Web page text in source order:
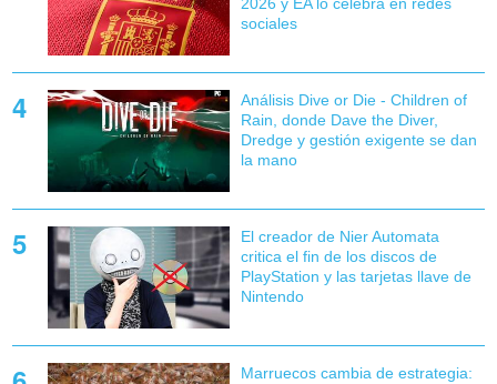
sociales
Análisis Dive or Die - Children of
Rain, donde Dave the Diver,
Dredge y gestión exigente se dan
la mano
El creador de Nier Automata
critica el fin de los discos de
PlayStation y las tarjetas llave de
Nintendo
Marruecos cambia de estrategia: